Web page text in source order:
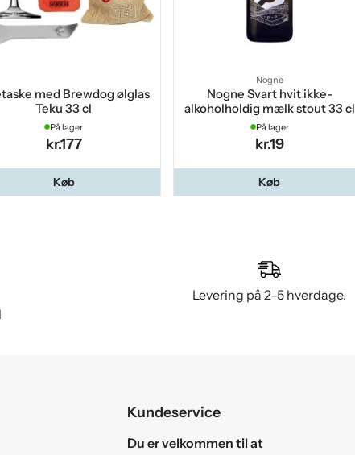
med Brewdog ølglas
Teku 33 cl
På lager
kr.177
Køb
Nogne
Nogne Svart hvit ikke-
alkoholholdig mælk stout 33 cl
På lager
kr.19
Køb
Levering på 2–5 hverdage.
Kundeservice
Du er velkommen til at